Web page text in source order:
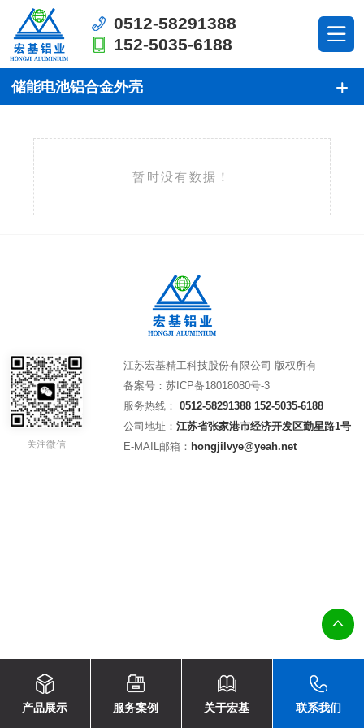
0512-58291388
152-5035-6188
储能电池铝合金外壳
暂时没有数据！
关注微信
江苏宏基精工科技股份有限公司 版权所有
备案号： 苏ICP备18018080号-3
服务热线： 0512-58291388 152-5035-6188
公司地址： 江苏省张家港市经济开发区勤星路1号
E-MAIL邮箱： hongjilvye@yeah.net
产品展示 服务案例 关于宏基 联系我们